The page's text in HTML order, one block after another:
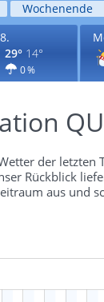
Wochenende
29° 14°
0 %
der letzten
Rückblick
aus und